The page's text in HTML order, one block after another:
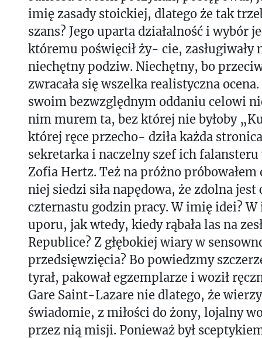
imię zasady stoickiej, dlatego że tak
szans? Jego uparta działalność i wybór
któremu poświęcił ży- cie, zasługiwały
niechętny podziw. Niechętny, bo
zwracała się wszelka realistyczna
swoim bezwzględnym oddaniu celowi
nim murem ta, bez której nie byłoby
której ręce przecho- dziła każda
sekretarka i naczelny szef ich falansteru
Zofia Hertz. Też na próżno próbowałem
niej siedzi siła napędowa, że zdolna jest
czternastu godzin pracy. W imię idei? W
uporu, jak wtedy, kiedy rąbała las na
Republice? Z głębokiej wiary w
przedsięwzięcia? Bo powiedzmy
tyrał, pakował egzemplarze i woził
Gare Saint-Lazare nie dlatego, że
świadomie, z miłości do żony, lojalny
przez nią misji. Ponieważ był